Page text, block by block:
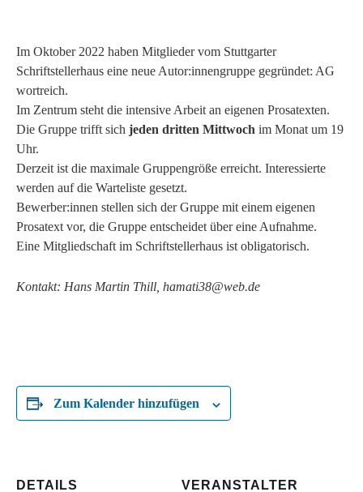
Im Oktober 2022 haben Mitglieder vom Stuttgarter
Schriftstellerhaus eine neue Autor:innengruppe gegründet: AG
wortreich.
Im Zentrum steht die intensive Arbeit an eigenen Prosatexten.
Die Gruppe trifft sich jeden dritten Mittwoch im Monat um 19
Uhr.
Derzeit ist die maximale Gruppengröße erreicht. Interessierte
werden auf die Warteliste gesetzt.
Bewerber:innen stellen sich der Gruppe mit einem eigenen
Prosatext vor, die Gruppe entscheidet über eine Aufnahme.
Eine Mitgliedschaft im Schriftstellerhaus ist obligatorisch.
Kontakt: Hans Martin Thill, hamati38@web.de
Zum Kalender hinzufügen
DETAILS VERANSTALTER